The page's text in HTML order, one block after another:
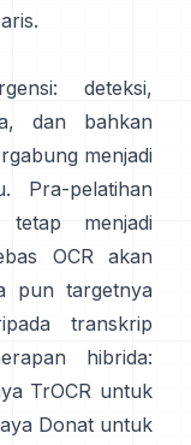
deteksi,
dan bahkan
menjadi
Pra-pelatihan
tetap menjadi
OCR akan
pun targetnya
transkrip
hibrida:
TrOCR untuk
Donat untuk